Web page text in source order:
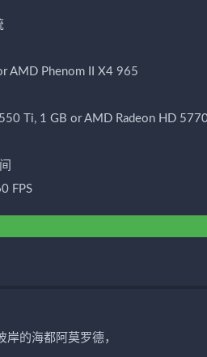
AMD Phenom II X4 965
Ti, 1 GB or AMD Radeon HD
FPS
的海都阿莫罗德，